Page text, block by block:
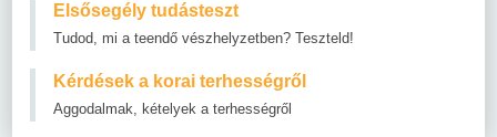
Elsősegély tudásteszt
Tudod, mi a teendő vészhelyzetben? Teszteld!
Kérdések a korai terhességről
Aggodalmak, kételyek a terhességről